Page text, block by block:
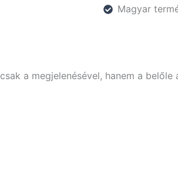
Magyar
a megjelenésével, hanem a